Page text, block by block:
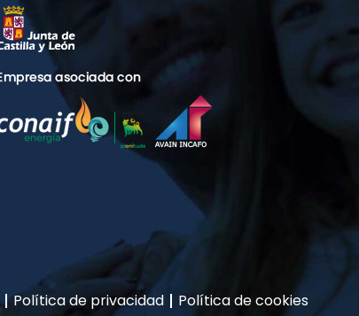
Política de privacidad Política de cookies